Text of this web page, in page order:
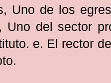
Uno de los
Uno del sector
e. El rector